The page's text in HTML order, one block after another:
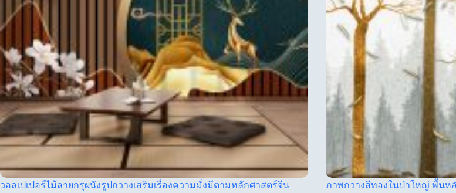
วอลเปเปอร์ไม้ลายกรุผนังรูปกวางเสริมเรื่องความมั่งมีตามหลักศาสตร์จีน ภาพกวางสีทองในป่าใหญ่ พื้นห